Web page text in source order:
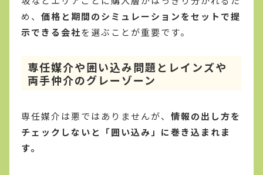
め、 価格と期間のシミュレーションをセットで提
示できる会社を選ぶことが重要です。
専任媒介や囲い込み問題とレインズや
両手仲介のグレーゾーン
専任媒介は悪ではありませんが、 情報の出し方を
チェックしないと「囲い込み」に巻き込まれま
す。